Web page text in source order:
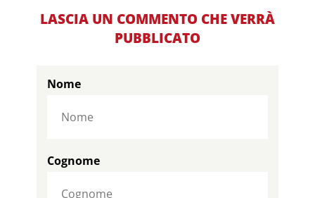
LASCIA UN COMMENTO CHE VERRÀ
PUBBLICATO
Nome
Cognome